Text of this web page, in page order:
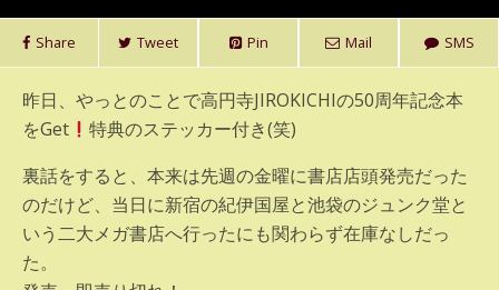
Share Tweet Pin Mail SMS
昨日、やっとのことで高円寺JIROKICHIの50周年記念本
をGet
特典のステッカー付き(笑)
裏話をすると、本来は先週の金曜に書店店頭発売だった
のだけど、当日に新宿の紀伊国屋と池袋のジュンク堂と
いう二大メガ書店へ行ったにも関わらず在庫なしだっ
た。